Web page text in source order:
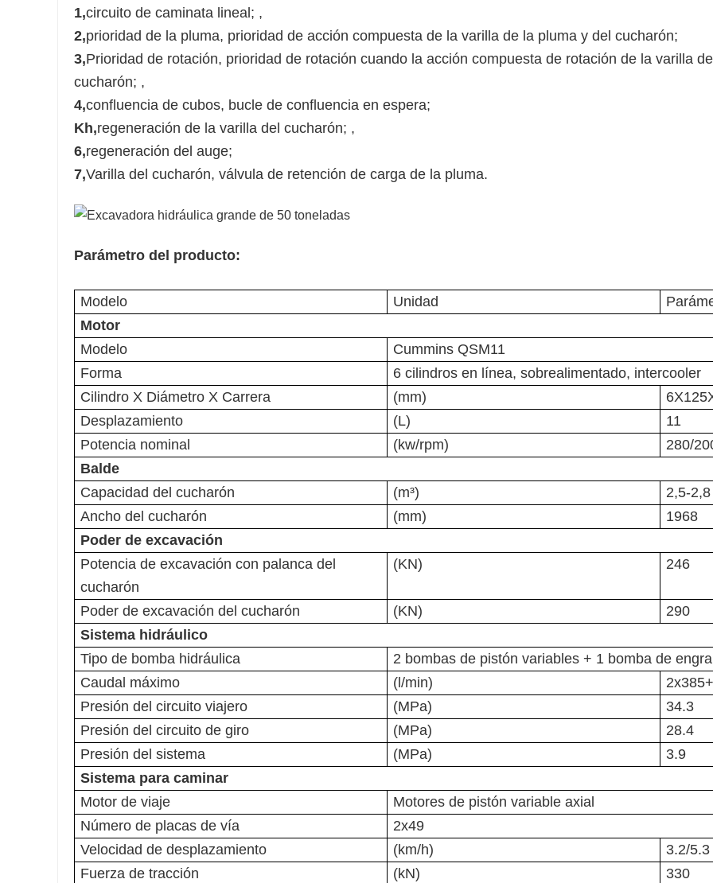
1,circuito de caminata lineal; ,
2,prioridad de la pluma, prioridad de acción compuesta de la varilla de la pluma y del cucharón;
3,Prioridad de rotación, prioridad de rotación cuando la acción compuesta de rotación de la varilla
cucharón; ,
4,confluencia de cubos, bucle de confluencia en espera;
Kh,regeneración de la varilla del cucharón; ,
6,regeneración del auge;
7,Varilla del cucharón, válvula de retención de carga de la pluma.
Parámetro del producto:
Modelo Unidad
Motor
Modelo
Cummins QSM11
Forma
6 cilindros en línea, sobrealimentado, intercooler
Cilindro X Diámetro X Carrera
(mm)
Desplazamiento
(L)
11
Potencia nominal
(kw/rpm)
280/
Balde
Capacidad del cucharón
(m³)
2,5-2,8
Ancho del cucharón
(mm)
1968
Poder de excavación
Potencia de excavación con palanca del
cucharón
(KN) 246
Poder de excavación del cucharón (KN)
290
Sistema hidráulico
Tipo de bomba hidráulica
2 bombas de pistón variables + 1 bomba de
Caudal máximo
(l/min)
Presión del circuito viajero
(MPa)
34.3
Presión del circuito de giro
(MPa)
28.4
Presión del sistema
(MPa)
3.9
Sistema para caminar
Motor de viaje
Motores de pistón variable axial
Número de placas de vía
2x49
Velocidad de desplazamiento
(km/h)
3.2/5.3
Fuerza de tracción
(kN)
330